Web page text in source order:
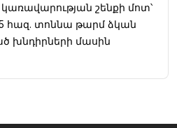
շենքի մոտ՝
հազ. տոննա թարմ ձկան
խնդիրների մասին